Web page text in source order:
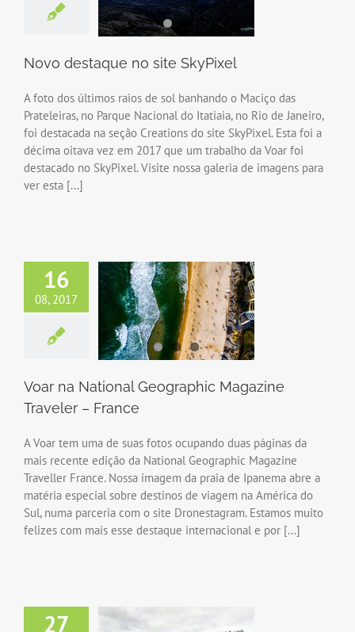
Novo destaque no site SkyPixel
A foto dos últimos raios de sol banhando o Maciço das
Prateleiras, no Parque Nacional do Itatiaia, no Rio de Janeiro,
foi destacada na seção Creations do site SkyPixel. Esta foi a
décima oitava vez em 2017 que um trabalho da Voar foi
destacado no SkyPixel. Visite nossa galeria de imagens para
ver esta [...]
16
08, 2017
Voar na National Geographic Magazine
Traveler – France
A Voar tem uma de suas fotos ocupando duas páginas da
mais recente edição da National Geographic Magazine
Traveller France. Nossa imagem da praia de Ipanema abre a
matéria especial sobre destinos de viagem na América do
Sul, numa parceria com o site Dronestagram. Estamos muito
felizes com mais esse destaque internacional e por [...]
27